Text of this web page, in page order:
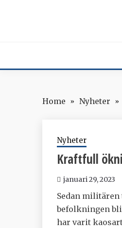
Home Nyheter
Nyheter
Kraftfull
januari 29, 2023
Sedan militären
befolkningen
har varit